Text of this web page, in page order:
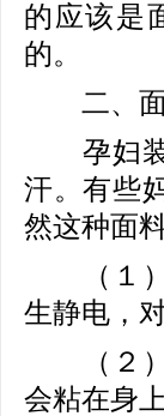
的应该是
的。
二、面
孕妇装
汗。有些
然这种面
（１）
生静电，
（２）
会粘在身